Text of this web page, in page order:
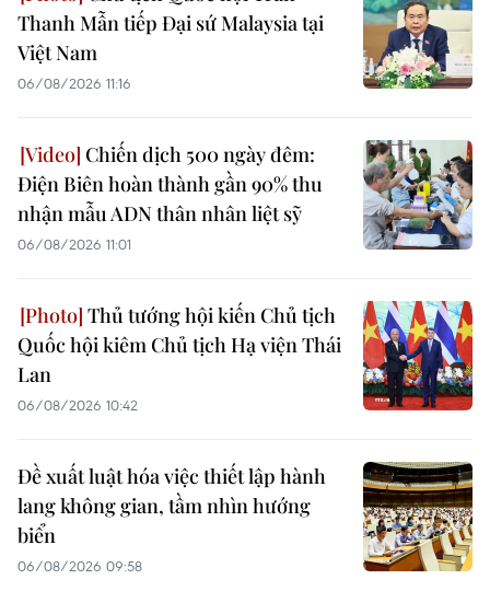
Thanh Mẫn tiếp Đại sứ Malaysia tại
Việt Nam
06/08/2026 11:16
Chiến dịch 500 ngày đêm:
Điện Biên hoàn thành gần 90% thu
nhận mẫu ADN thân nhân liệt sỹ
06/08/2026 11:01
Thủ tướng hội kiến Chủ tịch
Quốc hội kiêm Chủ tịch Hạ viện Thái
Lan
06/08/2026 10:42
Đề xuất luật hóa việc thiết lập hành
lang không gian, tầm nhìn hướng
biển
06/08/2026 09:58